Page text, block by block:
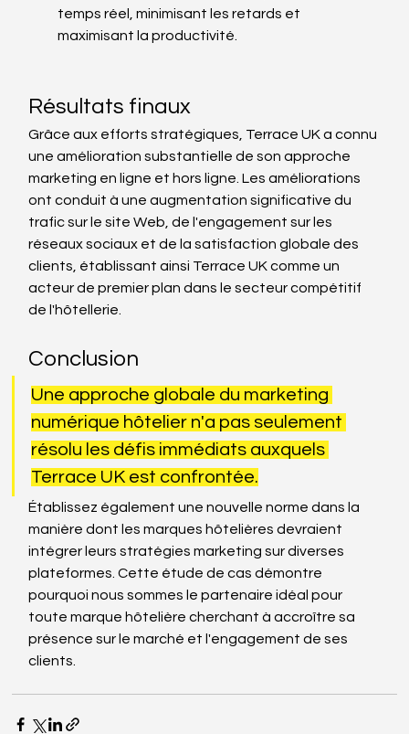
temps réel, minimisant les retards et
maximisant la productivité.
Résultats finaux
Grâce aux efforts stratégiques, Terrace UK a connu
une amélioration substantielle de son approche
marketing en ligne et hors ligne. Les améliorations
ont conduit à une augmentation significative du
trafic sur le site Web, de l'engagement sur les
réseaux sociaux et de la satisfaction globale des
clients, établissant ainsi Terrace UK comme un
acteur de premier plan dans le secteur compétitif
de l'hôtellerie.
Conclusion
Une approche globale du marketing
numérique hôtelier n'a pas seulement
résolu les défis immédiats auxquels
Terrace UK est confrontée.
Établissez également une nouvelle norme dans la
manière dont les marques hôtelières devraient
intégrer leurs stratégies marketing sur diverses
plateformes. Cette étude de cas démontre
pourquoi nous sommes le partenaire idéal pour
toute marque hôtelière cherchant à accroître sa
présence sur le marché et l'engagement de ses
clients.